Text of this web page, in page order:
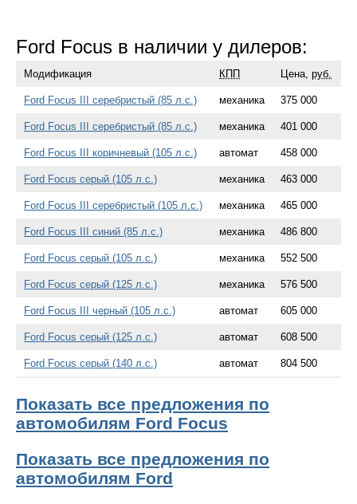
Ford Focus в наличии у дилеров:
Модификация КПП Цена, руб.
Ford Focus III серебристый (85 л.с.) механика 375 000
Ford Focus III серебристый (85 л.с.) механика 401 000
Ford Focus III коричневый (105 л.с.) автомат 458 000
Ford Focus серый (105 л.с.) механика 463 000
Ford Focus III серебристый (105 л.с.) механика 465 000
Ford Focus III синий (85 л.с.) механика 486 800
Ford Focus серый (105 л.с.) механика 552 500
Ford Focus серый (125 л.с.) механика 576 500
Ford Focus III черный (105 л.с.) автомат 605 000
Ford Focus серый (125 л.с.) автомат 608 500
Ford Focus серый (140 л.с.) автомат 804 500
Показать все предложения по
автомобилям Ford Focus
Показать все предложения по
автомобилям Ford